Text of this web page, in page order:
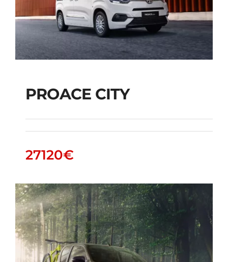
PROACE CITY
PROACE CITY
27120€